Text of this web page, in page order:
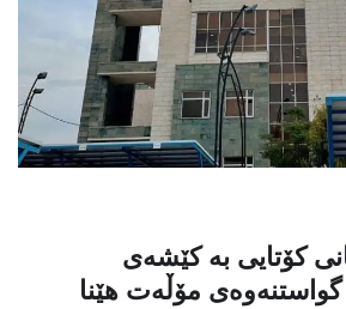
کۆتایی بە کێشەی
مۆڵەت هێنا